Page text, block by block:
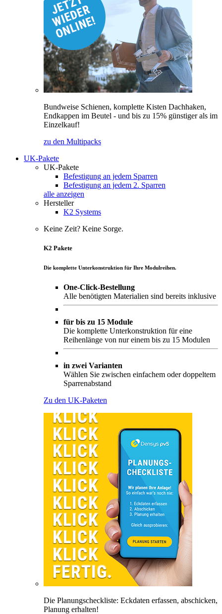
Bundweise Schienen, komplette Kisten Dachhaken,
Endkappen im Beutel - und bis zu 15% günstiger als im
Einzelkauf!
zu den Multipacks
UK-Pakete
UK-Pakete
Befestigung an jedem Sparren
Befestigung an jedem 2. Sparren
alle anzeigen
Hersteller
K2 Systems
Keine Zeit? Keine Sorge.
K2 Pakete
Die komplette Unterkonstruktion für Ihre Modulreihen.
One-Click-Bestellung
Alle benötigten Materialien sind bereits inklusive
für bis zu 15 Module
Die komplette Unterkonstruktion für eine
Reihenlänge von nur einem bis zu 15 Modulen
in zwei Varianten
Wählen Sie zwischen einfachem oder doppeltem
Sparrenabstand
Zu den UK-Paketen
Die Planungscheckliste: Eckdaten erfassen, abschicken,
Planung erhalten!